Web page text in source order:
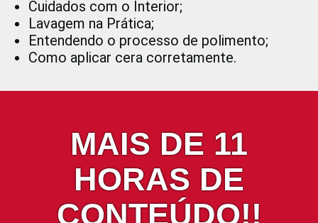
Cuidados com o Interior;
Lavagem na Prática;
Entendendo o processo de polimento;
Como aplicar cera corretamente.
MAIS DE 11
HORAS DE
CONTEÚDO!!